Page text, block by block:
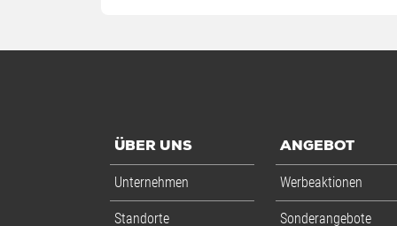
ÜBER UNS
Unternehmen
Standorte
ANGEBOT
Werbeaktionen
Sonderangebote